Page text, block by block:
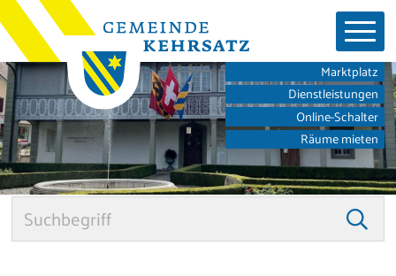
Navigieren in der Gemeinde
Schnellnavigation
Marktplatz
Dienstleistungen
Online-Schalter
Räume mieten
Hauptnavigation
Suche